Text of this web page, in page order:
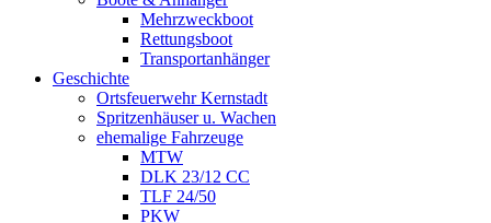
Mehrzweckboot
Rettungsboot
Transportanhänger
Geschichte
Ortsfeuerwehr Kernstadt
Spritzenhäuser u. Wachen
ehemalige Fahrzeuge
MTW
DLK 23/12 CC
TLF 24/50
PKW